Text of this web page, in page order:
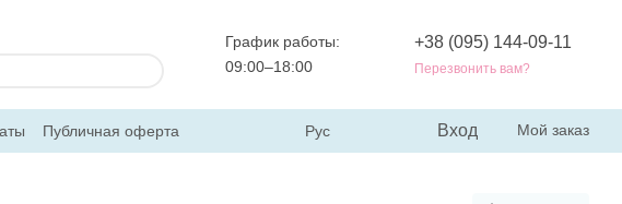
График работы:
09:00–18:00
+38 (095) 144-09-11
Перезвонить вам?
Публичная оферта
Рус Вход Мой заказ